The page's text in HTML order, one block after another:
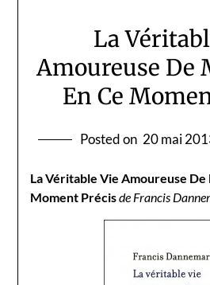
La
Amoureuse De
En Ce
Posted on 20 mai
La Véritable Vie Amoureuse De
Moment Précisde Francis